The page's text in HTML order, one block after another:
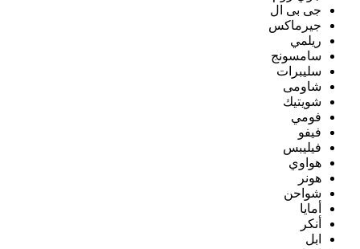
جى بى ال
جيرماكس
ريلمي
سامسونج
سليبرات
شاومى
شويتيك
فومي
فيفو
فيليبس
هواوي
هونر
شواحن
أمايا
أنكر
ابل